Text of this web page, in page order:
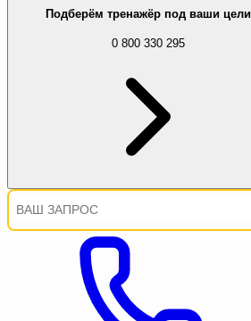
Подберём тренажёр под ваши цели
0 800 330 295